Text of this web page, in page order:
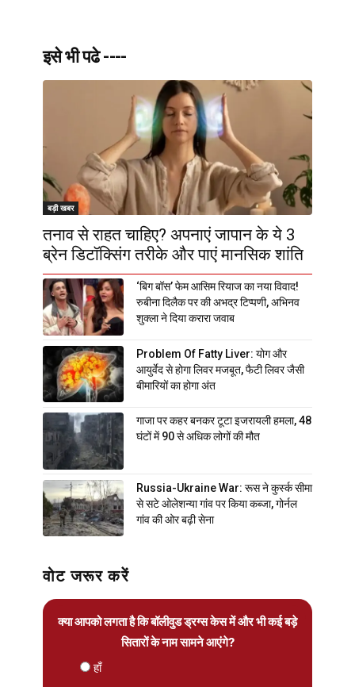
इसे भी पढे ----
बड़ी खबर
तनाव से राहत चाहिए? अपनाएं जापान के ये 3
ब्रेन डिटॉक्सिंग तरीके और पाएं मानसिक शांति
‘बिग बॉस’ फेम आसिम रियाज का नया विवाद!
रुबीना दिलैक पर की अभद्र टिप्पणी, अभिनव
शुक्ला ने दिया करारा जवाब
Problem Of Fatty Liver: योग और
आयुर्वेद से होगा लिवर मजबूत, फैटी लिवर जैसी
बीमारियों का होगा अंत
गाजा पर कहर बनकर टूटा इजरायली हमला, 48
घंटों में 90 से अधिक लोगों की मौत
Russia-Ukraine War: रूस ने कुर्स्क सीमा
से सटे ओलेशन्या गांव पर किया कब्जा, गोर्नल
गांव की ओर बढ़ी सेना
वोट जरूर करें
क्या आपको लगता है कि बॉलीवुड ड्रग्स केस में और भी कई बड़े
सितारों के नाम सामने आएंगे?
हाँ